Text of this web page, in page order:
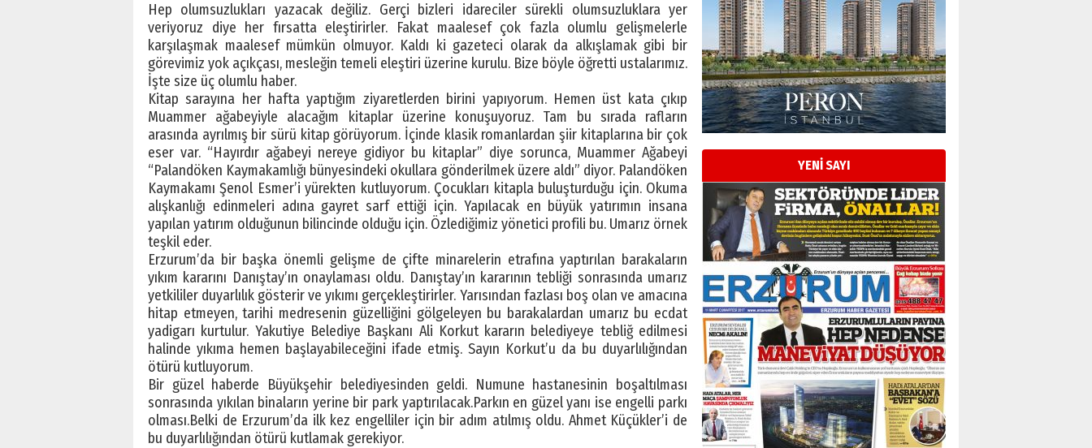
Hep olumsuzlukları yazacak değiliz. Gerçi bizleri idareciler sürekli olumsuzluklara yer
veriyoruz diye her fırsatta eleştirirler. Fakat maalesef çok fazla olumlu gelişmelerle
karşılaşmak maalesef mümkün olmuyor. Kaldı ki gazeteci olarak da alkışlamak gibi bir
görevimiz yok açıkçası, mesleğin temeli eleştiri üzerine kurulu. Bize böyle öğretti ustalarımız.
İşte size üç olumlu haber.
Kitap sarayına her hafta yaptığım ziyaretlerden birini yapıyorum. Hemen üst kata çıkıp
Muammer ağabeyiyle alacağım kitaplar üzerine konuşuyoruz. Tam bu sırada rafların
arasında ayrılmış bir sürü kitap görüyorum. İçinde klasik romanlardan şiir kitaplarına bir çok
eser var. “Hayırdır ağabeyi nereye gidiyor bu kitaplar” diye sorunca, Muammer Ağabeyi
“Palandöken Kaymakamlığı bünyesindeki okullara gönderilmek üzere aldı” diyor. Palandöken
Kaymakamı Şenol Esmer’i yürekten kutluyorum. Çocukları kitapla buluşturduğu için. Okuma
alışkanlığı edinmeleri adına gayret sarf ettiği için. Yapılacak en büyük yatırımın insana
yapılan yatırım olduğunun bilincinde olduğu için. Özlediğimiz yönetici profili bu. Umarız örnek
teşkil eder.
Erzurum’da bir başka önemli gelişme de çifte minarelerin etrafına yaptırılan barakaların
yıkım kararını Danıştay’ın onaylaması oldu. Danıştay’ın kararının tebliği sonrasında umarız
yetkililer duyarlılık gösterir ve yıkımı gerçekleştirirler. Yarısından fazlası boş olan ve amacına
hitap etmeyen, tarihi medresenin güzelliğini gölgeleyen bu barakalardan umarız bu ecdat
yadigarı kurtulur. Yakutiye Belediye Başkanı Ali Korkut kararın belediyeye tebliğ edilmesi
halinde yıkıma hemen başlayabileceğini ifade etmiş. Sayın Korkut’u da bu duyarlılığından
ötürü kutluyorum.
Bir güzel haberde Büyükşehir belediyesinden geldi. Numune hastanesinin boşaltılması
sonrasında yıkılan binaların yerine bir park yaptırılacak.Parkın en güzel yanı ise engelli parkı
olması.Belki de Erzurum’da ilk kez engelliler için bir adım atılmış oldu. Ahmet Küçükler’i de
bu duyarlılığından ötürü kutlamak gerekiyor.
YENİ SAYI
Esat BİNDESEN
Başkan Sekmen’den Erzurum’a
bir vizyon proje daha!
02 Ağustos 2026 Pazar
Kadir SABUNCUOĞLU
Erzurumspor’un köşe taşları
29 Haziran 2026 Pazartesi